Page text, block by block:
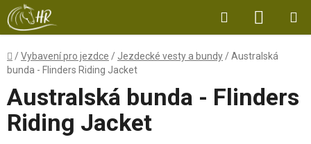
Přejít
na
obsah
Hledat
KOŠÍK
Domů
/Vybavení pro jezdce / Jezdecké vesty a bundy /Australská
bunda - Flinders Riding Jacket
Australská bunda - Flinders
Riding Jacket